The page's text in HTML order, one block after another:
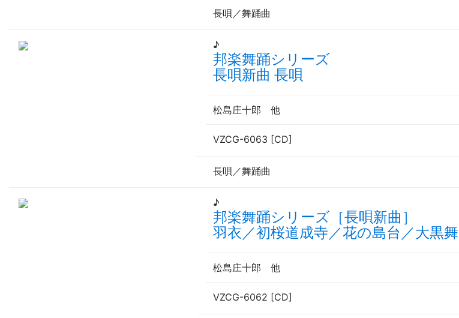
長唄／舞踊曲
♪
邦楽舞踊シリーズ
長唄新曲 長唄
松島庄十郎 他
VZCG-6063 [CD]
長唄／舞踊曲
♪
邦楽舞踊シリーズ［長唄新曲］
羽衣／初桜道成寺／花の島台／大黒
松島庄十郎 他
VZCG-6062 [CD]